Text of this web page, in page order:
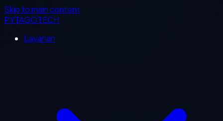
Skip to main content
PYTAGOTECH
Layanan